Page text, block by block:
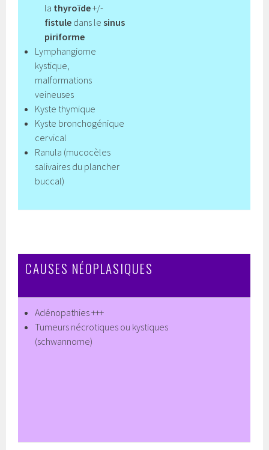
la thyroïde+/-
fistule dans lesinus
piriforme
Lymphangiome
kystique,
malformations
veineuses
Kyste thymique
Kyste bronchogénique
cervical
Ranula (mucocèles
salivaires du plancher
buccal)
CAUSES NÉOPLASIQUES
Adénopathies +++
Tumeurs nécrotiques ou kystiques
(schwannome)